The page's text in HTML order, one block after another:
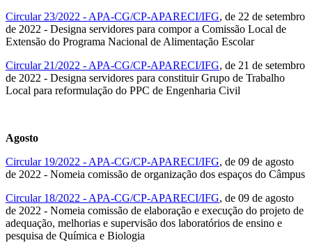
Circular 23/2022 - APA-CG/CP-APARECI/IFG, de 22 de setembro
de 2022 - Designa servidores para compor a Comissão Local de
Extensão do Programa Nacional de Alimentação Escolar
Circular 21/2022 - APA-CG/CP-APARECI/IFG, de 21 de setembro
de 2022 - Designa servidores para constituir Grupo de Trabalho
Local para reformulação do PPC de Engenharia Civil
Agosto
Circular 19/2022 - APA-CG/CP-APARECI/IFG, de 09 de agosto
de 2022 - Nomeia comissão de organização dos espaços do Câmpus
Circular 18/2022 - APA-CG/CP-APARECI/IFG, de 09 de agosto
de 2022 - Nomeia comissão de elaboração e execução do projeto de
adequação, melhorias e supervisão dos laboratórios de ensino e
pesquisa de Química e Biologia